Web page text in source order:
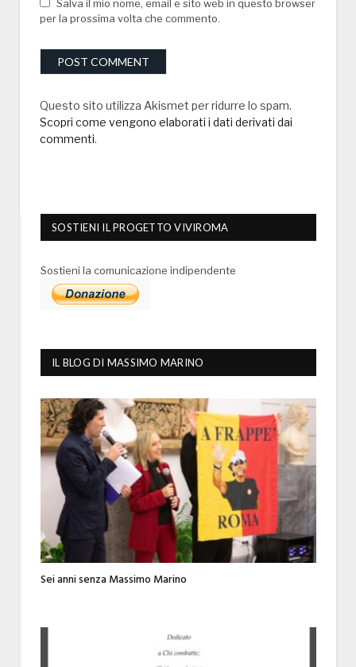
Salva il mio nome, email e sito web in questo browser
per la prossima volta che commento.
Questo sito utilizza Akismet per ridurre lo spam.
Scopri come vengono elaborati i dati derivati dai
commenti.
SOSTIENI IL PROGETTO VIVIROMA
Sostieni la comunicazione indipendente
IL BLOG DI MASSIMO MARINO
Sei anni senza Massimo Marino